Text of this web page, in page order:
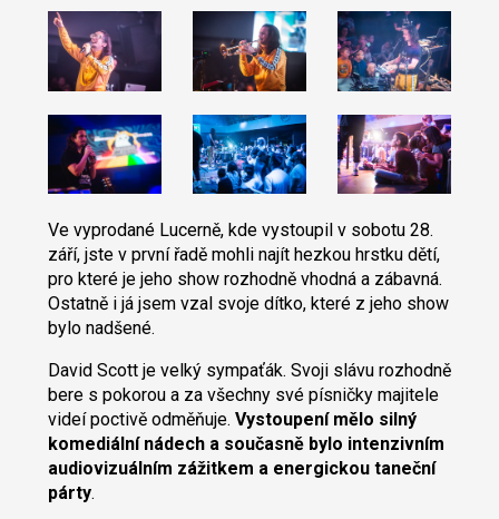
Ve vyprodané Lucerně, kde vystoupil v sobotu 28.
září, jste v první řadě mohli najít hezkou hrstku dětí,
pro které je jeho show rozhodně vhodná a zábavná.
Ostatně i já jsem vzal svoje dítko, které z jeho show
bylo nadšené.
David Scott je velký sympaťák. Svoji slávu rozhodně
bere s pokorou a za všechny své písničky majitele
videí poctivě odměňuje. Vystoupení mělo silný
komediální nádech a současně bylo intenzivním
audiovizuálním zážitkem a energickou taneční
párty.